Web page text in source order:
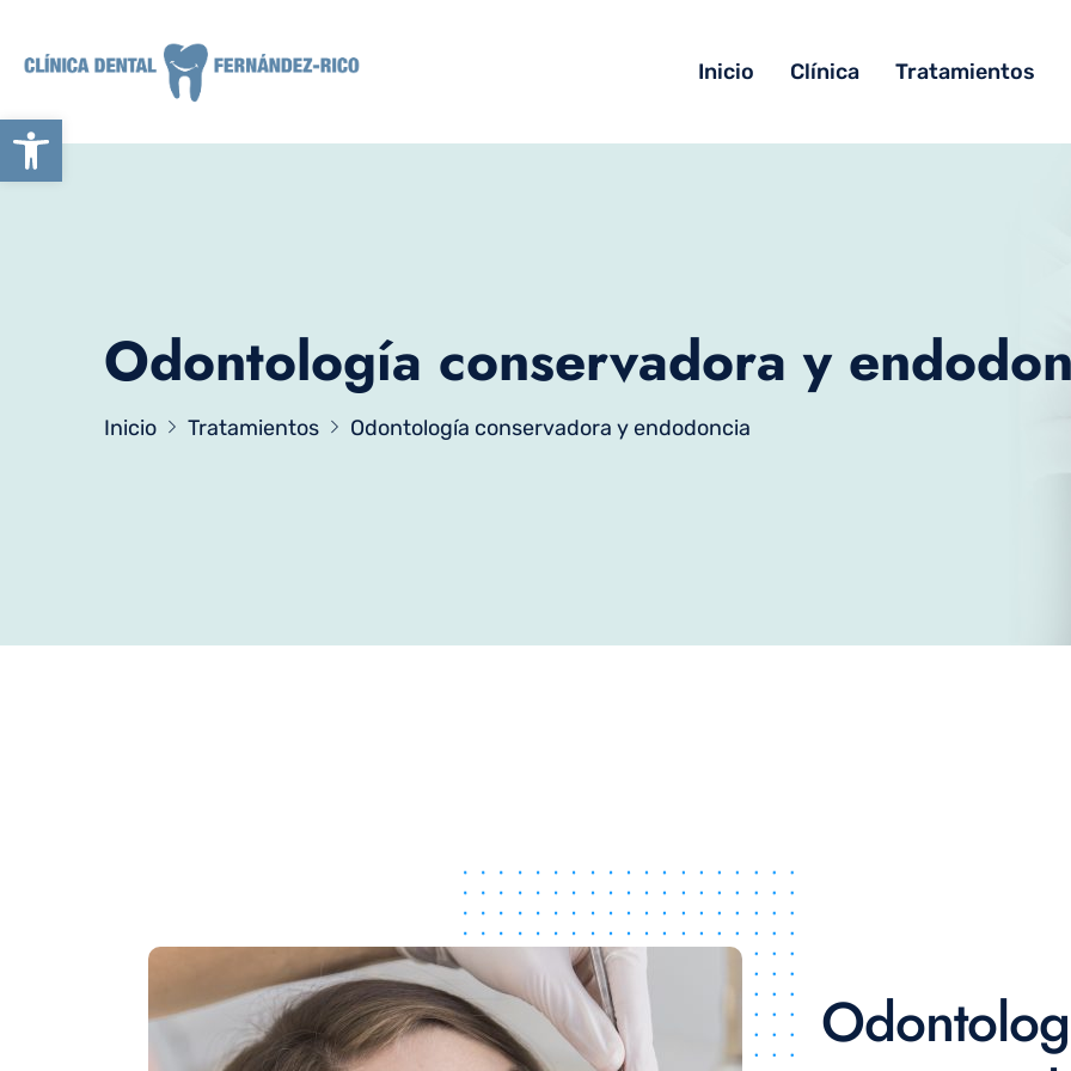
Abrir barra de herramientas
Inicio Clínica Tratamientos
Odontología conservadora y
Inicio Tratamientos Odontología conservadora y endodoncia